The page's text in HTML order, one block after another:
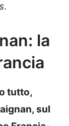
.
la
tutto,
sul